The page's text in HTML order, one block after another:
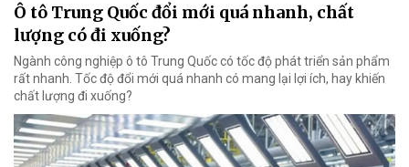
Ô tô Trung Quốc đổi mới quá nhanh, chất
lượng có đi xuống?
Ngành công nghiệp ô tô Trung Quốc có tốc độ phát triển sản phẩm
rất nhanh. Tốc độ đổi mới quá nhanh có mang lại lợi ích, hay khiến
chất lượng đi xuống?